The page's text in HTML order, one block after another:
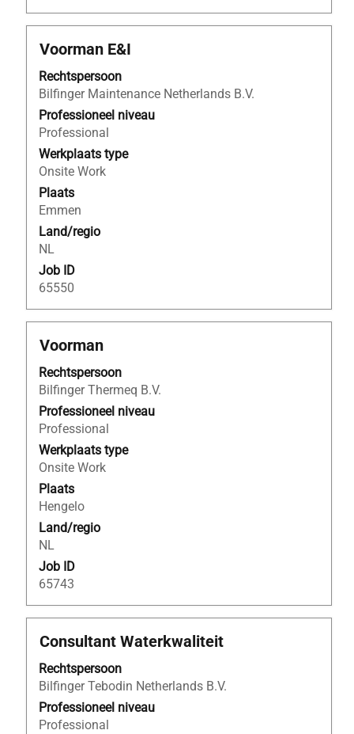
Titel
Voorman E&I
Rechtspersoon
Bilfinger Maintenance Netherlands B.V.
Professioneel niveau
Professional
Werkplaats type
Onsite Work
Plaats
Emmen
Land/regio
NL
Job ID
65550
Selecteer
spatiebalk
om
de
volledige
inhoud
van
de
functiegegevens
weer
te
geven.
Titel
Voorman
Rechtspersoon
Bilfinger Thermeq B.V.
Professioneel niveau
Professional
Werkplaats type
Onsite Work
Plaats
Hengelo
Land/regio
NL
Job ID
65743
Selecteer
spatiebalk
om
de
volledige
inhoud
van
de
functiegegevens
weer
te
geven.
Titel
Consultant Waterkwaliteit
Rechtspersoon
Bilfinger Tebodin Netherlands B.V.
Professioneel niveau
Professional
Selecteer
spatiebalk
om
de
volledige